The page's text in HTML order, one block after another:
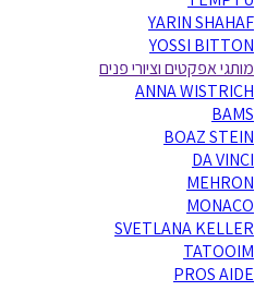
YARIN SHAHAF
YOSSI BITTON
מותגי אפקטים וציורי פנים
ANNA WISTRICH
BAMS
BOAZ STEIN
DA VINCI
MEHRON
MONACO
SVETLANA KELLER
TATOOIM
PROS AIDE